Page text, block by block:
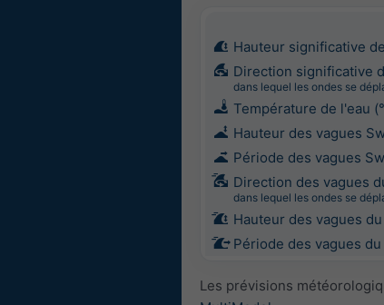
Hauteur significative
Direction significative
dans lequel les ondes se
Température de l'eau
Hauteur des vagues
Période des vagues
Direction des vagues
dans lequel les ondes se
Hauteur des vagues
Période des vagues
Les prévisions